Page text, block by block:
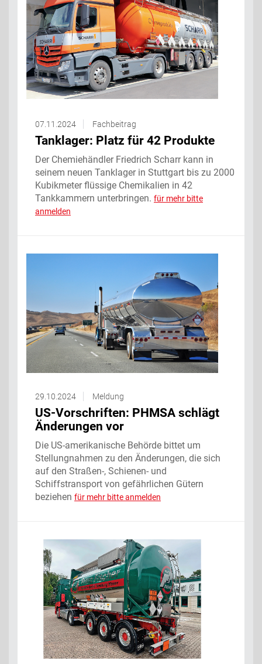
07.11.2024 Fachbeitrag
Tanklager: Platz für 42 Produkte
Der Chemiehändler Friedrich Scharr kann in
seinem neuen Tanklager in Stuttgart bis zu 2000
Kubikmeter flüssige Chemikalien in 42
Tankkammern unterbringen. für mehr bitte
anmelden
29.10.2024 Meldung
US-Vorschriften: PHMSA schlägt
Änderungen vor
Die US-amerikanische Behörde bittet um
Stellungnahmen zu den Änderungen, die sich
auf den Straßen-, Schienen- und
Schiffstransport von gefährlichen Gütern
beziehen für mehr bitte anmelden